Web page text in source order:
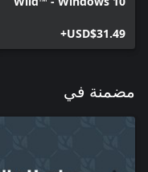
USD$31.49+
مضمنة في